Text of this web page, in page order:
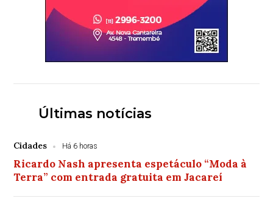
Últimas notícias
Cidades Há 6 horas
Ricardo Nash apresenta espetáculo “Moda à
Terra” com entrada gratuita em Jacareí